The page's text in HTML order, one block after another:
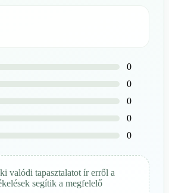
0
0
0
0
0
valódi tapasztalatot ír erről a
segítik a megfelelő